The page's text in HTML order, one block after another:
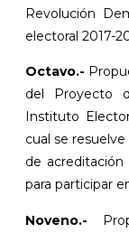
Revolución
electoral 2017-
Octavo.-
del Proyecto
Instituto
cual se
de
para participar
Noveno.-